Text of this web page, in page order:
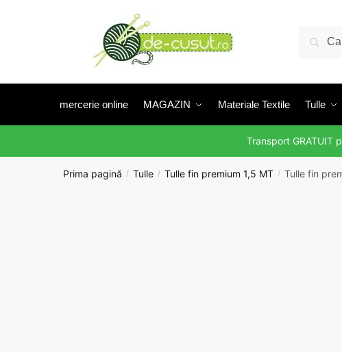
după:
Caută
mercerie online MAGAZIN Materiale Textile Tulle
Transport GRATUIT
Prima pagină / Tulle / Tulle fin premium 1,5 MT / Tulle fin